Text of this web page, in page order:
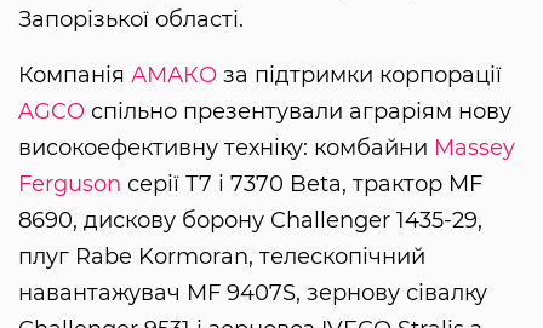
Запорізької області.
Компанія АМАКО за підтримки корпорації
AGCO спільно презентували аграріям нову
високоефективну техніку: комбайни Massey
Ferguson серії Т7 і 7370 Beta, трактор MF
8690, дискову борону Challenger 1435-29,
плуг Rabe Kormoran, телескопічний
навантажувач MF 9407S, зернову сівалку